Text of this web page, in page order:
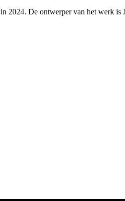
De ontwerper van het werk